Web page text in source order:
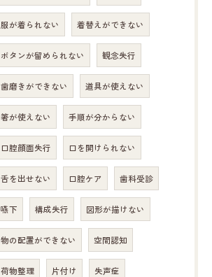
服が着られない 着替えができない
ボタンが留められない 観念失行
歯磨きができない 道具が使えない
箸が使えない 手順が分からない
口腔顔面失行 口を開けられない
舌を出せない 口腔ケア 歯科受診
嚥下 構成失行 図形が描けない
物の配置ができない 空間認知
荷物整理 片付け 失声症